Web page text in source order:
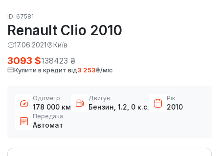
ID: 67581
Renault Clio 2010
17.06.2021 Київ
3093 $138423 ₴
Купити в кредит від3 253₴/міс
Одометр
178 000 км
Двигун
Бензин, 1.2, 0 к.с.
Рік
2010
Передача
Автомат